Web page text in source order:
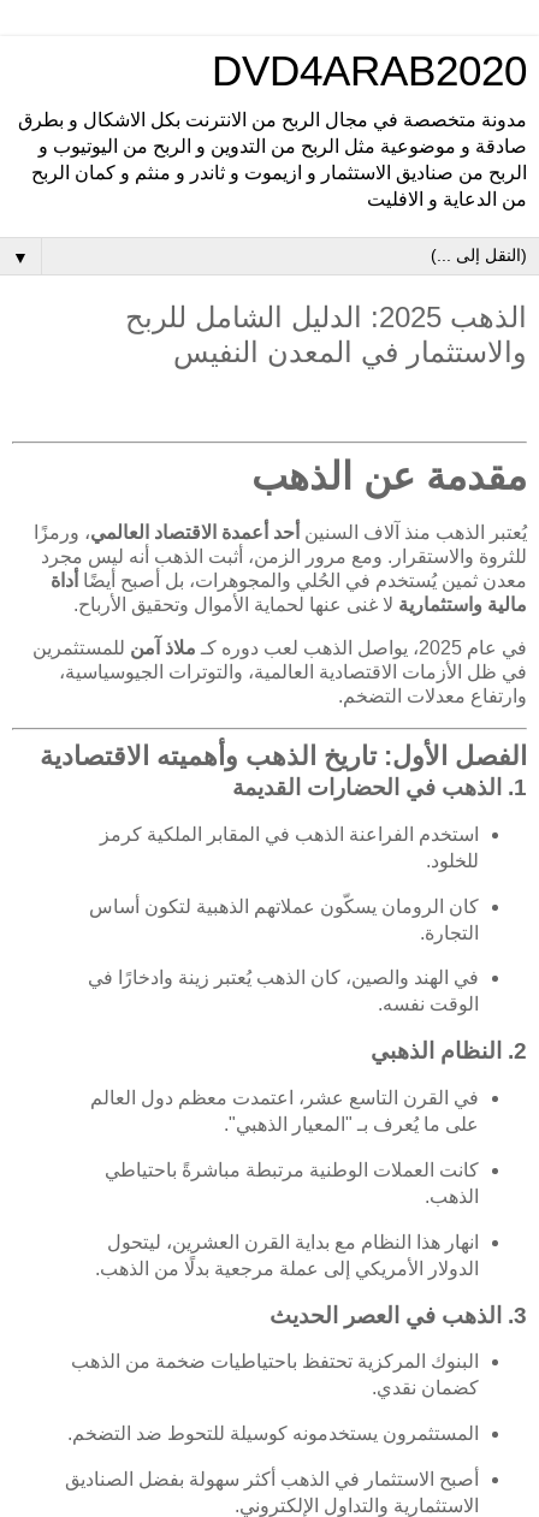
DVD4ARAB2020
مدونة متخصصة في مجال الربح من الانترنت بكل الاشكال و بطرق
صادقة و موضوعية مثل الربح من التدوين و الربح من اليوتيوب و
الربح من صناديق الاستثمار و ازيموت و ثاندر و منثم و كمان الربح
من الدعاية و الافليت
▼
الذهب 2025: الدليل الشامل للربح
والاستثمار في المعدن النفيس
مقدمة عن الذهب
يُعتبر الذهب منذ آلاف السنين أحد أعمدة الاقتصاد العالمي، ورمزًا
للثروة والاستقرار. ومع مرور الزمن، أثبت الذهب أنه ليس مجرد
معدن ثمين يُستخدم في الحُلي والمجوهرات، بل أصبح أيضًا أداة
مالية واستثمارية لا غنى عنها لحماية الأموال وتحقيق الأرباح.
في عام 2025، يواصل الذهب لعب دوره كـ ملاذ آمن للمستثمرين
في ظل الأزمات الاقتصادية العالمية، والتوترات الجيوسياسية،
وارتفاع معدلات التضخم.
الفصل الأول: تاريخ الذهب وأهميته الاقتصادية
1. الذهب في الحضارات القديمة
استخدم الفراعنة الذهب في المقابر الملكية كرمز
للخلود.
كان الرومان يسكّون عملاتهم الذهبية لتكون أساس
التجارة.
في الهند والصين، كان الذهب يُعتبر زينة وادخارًا في
الوقت نفسه.
2. النظام الذهبي
في القرن التاسع عشر، اعتمدت معظم دول العالم
على ما يُعرف بـ "المعيار الذهبي".
كانت العملات الوطنية مرتبطة مباشرةً باحتياطي
الذهب.
انهار هذا النظام مع بداية القرن العشرين، ليتحول
الدولار الأمريكي إلى عملة مرجعية بدلًا من الذهب.
3. الذهب في العصر الحديث
البنوك المركزية تحتفظ باحتياطيات ضخمة من الذهب
كضمان نقدي.
المستثمرون يستخدمونه كوسيلة للتحوط ضد التضخم.
أصبح الاستثمار في الذهب أكثر سهولة بفضل الصناديق
الاستثمارية والتداول الإلكتروني.